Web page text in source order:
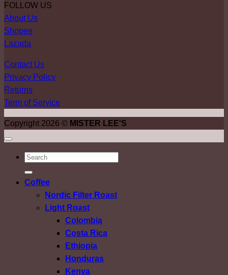
FOLLOW US
About Us
Shopee
Lazada
Contact Us
Privacy Policy
Returns
Term of Service
Copyright 2026 © MISTER LEE'S
ค้นหา:
Coffee
Nordic Filter Roast
Light Roast
Colombia
Costa Rica
Ethiopia
Honduras
Kenya